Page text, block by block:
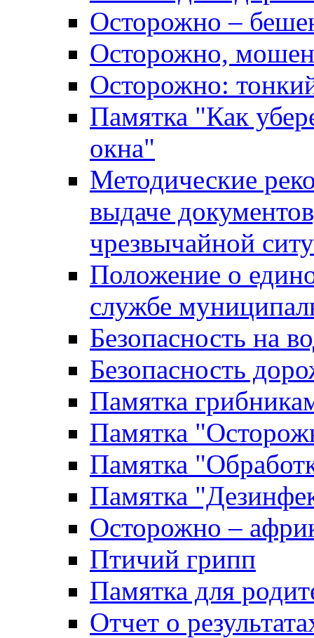
Осторожно –
Осторожно,
Осторожно:
Памятка "Как
окна"
Методические
выдаче
чрезвычайной
Положение о
службе
Безопасность на
Безопасность
Памятка
Памятка
Памятка
Памятка
Осторожно –
Птичий грипп
Памятка для
Отчет о